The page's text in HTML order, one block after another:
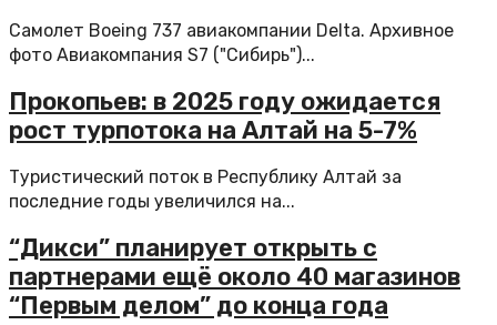
Самолет Boeing 737 авиакомпании Delta. Архивное
фото Авиакомпания S7 ("Сибирь")...
Прокопьев: в 2025 году ожидается
рост турпотока на Алтай на 5-7%
Туристический поток в Республику Алтай за
последние годы увеличился на...
“Дикси” планирует открыть с
партнерами ещё около 40 магазинов
“Первым делом” до конца года